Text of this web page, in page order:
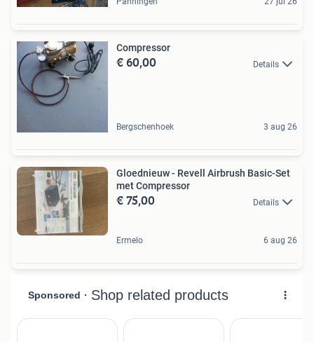
Compressor
€ 60,00 Details
Bergschenhoek 3 aug 26
Gloednieuw - Revell Airbrush Basic-Set
met Compressor
€ 75,00 Details
Ermelo 6 aug 26